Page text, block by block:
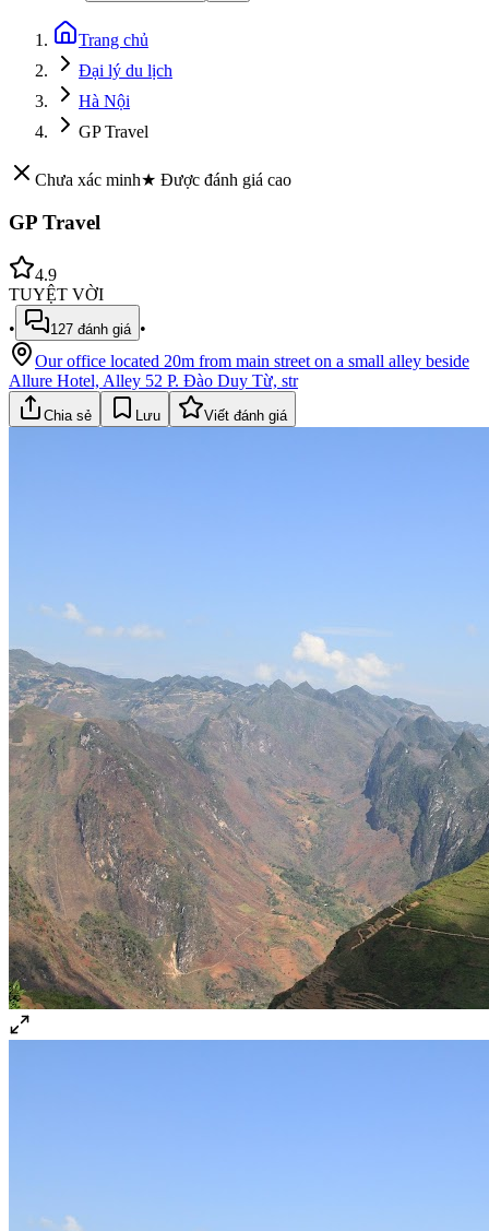
Trang chủ
Đại lý du lịch
Hà Nội
GP Travel
Chưa xác minh★ Được đánh giá cao
GP Travel
4.9
TUYỆT VỜI
•
127 đánh giá •
Our office located 20m from main street on a small alley beside
Allure Hotel, Alley 52 P. Đào Duy Từ, str
Chia sẻ Lưu Viết đánh giá